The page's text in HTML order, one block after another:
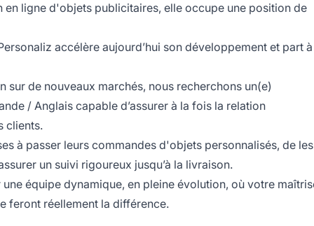
ligne d'objets publicitaires, elle occupe une position de
accélère aujourd’hui son développement et part à
sur de nouveaux marchés, nous recherchons un(e)
/ Anglais capable d’assurer à la fois la relation
clients.
à passer leurs commandes d'objets personnalisés, de les
un suivi rigoureux jusqu’à la livraison.
une équipe dynamique, en pleine évolution, où votre
feront réellement la différence.